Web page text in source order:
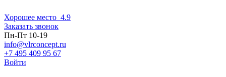
Хорошее место 4.9
Заказать звонок
Пн-Пт 10-19
info@vlrconcept.ru
+7 495 409 95 67
Войти